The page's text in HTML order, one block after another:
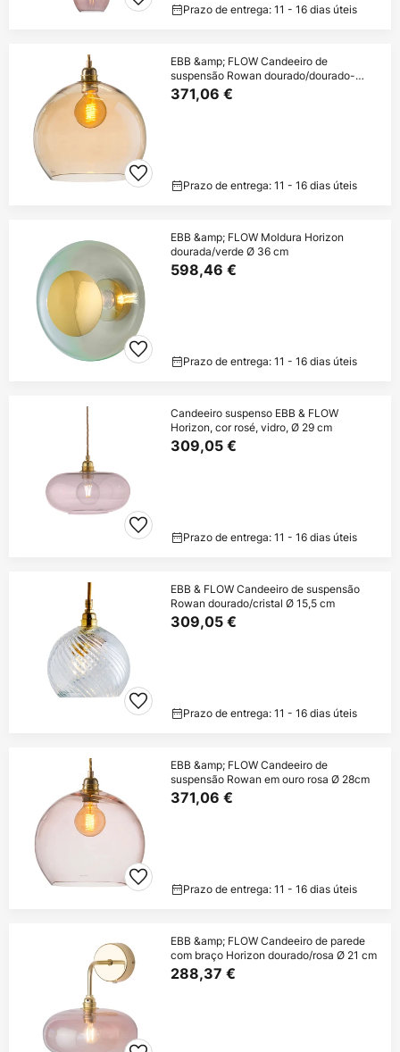
Prazo de entrega: 11 - 16 dias úteis
EBB &amp; FLOW Candeeiro de
suspensão Rowan dourado/dourado-
fumado Ø 28cm
371,06 €
Prazo de entrega: 11 - 16 dias úteis
EBB &amp; FLOW Moldura Horizon
dourada/verde Ø 36 cm
598,46 €
Prazo de entrega: 11 - 16 dias úteis
Candeeiro suspenso EBB & FLOW
Horizon, cor rosé, vidro, Ø 29 cm
309,05 €
Prazo de entrega: 11 - 16 dias úteis
EBB & FLOW Candeeiro de suspensão
Rowan dourado/cristal Ø 15,5 cm
309,05 €
Prazo de entrega: 11 - 16 dias úteis
EBB &amp; FLOW Candeeiro de
suspensão Rowan em ouro rosa Ø 28cm
371,06 €
Prazo de entrega: 11 - 16 dias úteis
EBB &amp; FLOW Candeeiro de parede
com braço Horizon dourado/rosa Ø 21 cm
288,37 €